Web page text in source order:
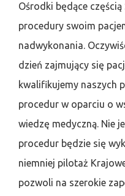
Ośrodki będące
procedury swoim
nadwykonania.
dzień zajmujący się
kwalifikujemy naszych
procedur w oparciu o
wiedzę medyczną. Nie
procedur będzie się
niemniej pilotaż
pozwoli na szerokie